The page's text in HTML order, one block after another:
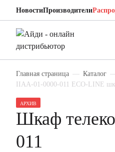
НовостиПроизводители
Главная страница Каталог
IIAA-01-0000-011 ECO-LINE
АРХИВ
Шкаф
011
Zpas WZ-ECO-
Шкаф